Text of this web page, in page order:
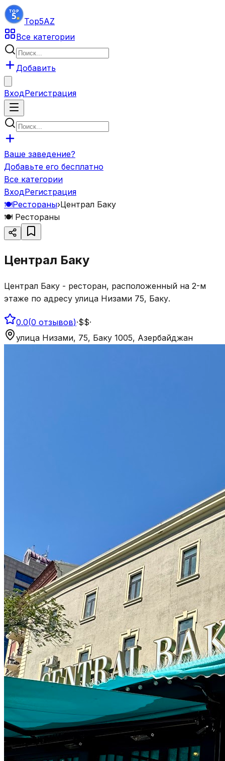
Top5AZ
Все категории
Добавить
ВходРегистрация
Ваше заведение?
Добавьте его бесплатно
Все категории
ВходРегистрация
🍽️Рестораны›Централ Баку
🍽️ Рестораны
Централ Баку
Централ Баку - ресторан, расположенный на 2-м
этаже по адресу улица Низами 75, Баку.
0.0(0 отзывов)·$$·
улица Низами, 75, Баку 1005, Азербайджан